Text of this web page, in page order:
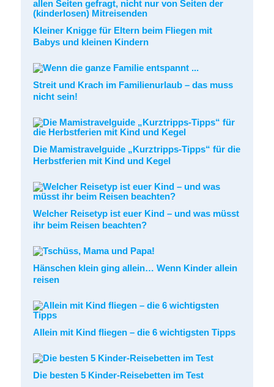
Kleiner Knigge für Eltern beim Fliegen mit
Babys und kleinen Kindern
Streit und Krach im Familienurlaub – das muss
nicht sein!
Die Mamistravelguide „Kurztripps-Tipps“ für die
Herbstferien mit Kind und Kegel
Welcher Reisetyp ist euer Kind – und was müsst
ihr beim Reisen beachten?
Hänschen klein ging allein… Wenn Kinder allein
reisen
Allein mit Kind fliegen – die 6 wichtigsten Tipps
Die besten 5 Kinder-Reisebetten im Test